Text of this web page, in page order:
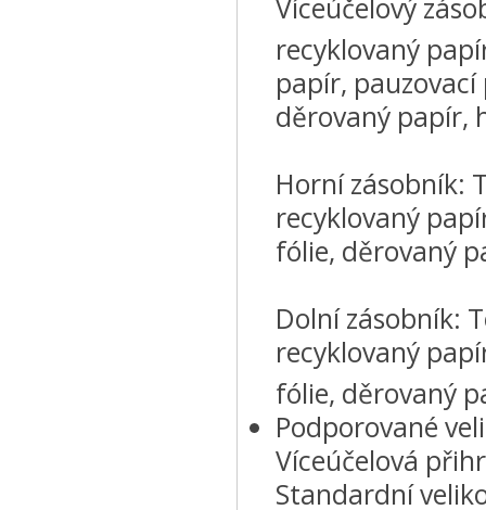
Víceúčelový
recyklovaný
papír,
děrovaný papír,
Horní zásobník:
recyklovaný
fólie, děrovaný
Dolní zásobník:
recyklovaný
fólie, děrovaný
Podporované
Víceúčelová
Standardní